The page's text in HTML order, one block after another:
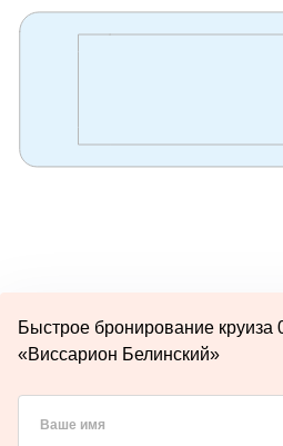
Быстрое бронирование круиза
«Виссарион Белинский»
Ваше имя